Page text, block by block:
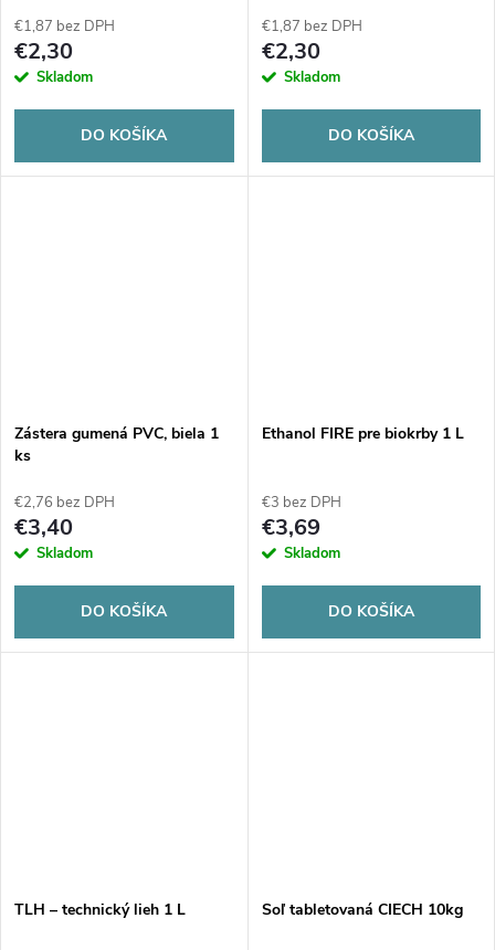
€1,87 bez DPH
€2,30
Skladom
DO KOŠÍKA
cm
€1,87 bez DPH
€2,30
Skladom
DO KOŠÍKA
Zástera gumená PVC, biela 1
ks
€2,76 bez DPH
€3,40
Skladom
DO KOŠÍKA
Ethanol FIRE pre biokrby 1 L
€3 bez DPH
€3,69
Skladom
DO KOŠÍKA
TLH – technický lieh 1 L Soľ tabletovaná CIECH 10kg